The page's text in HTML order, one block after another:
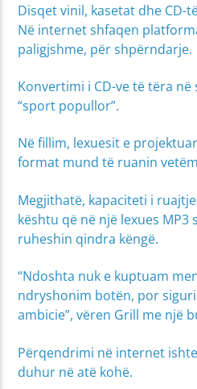
Disqet vinil, kasetat dhe CD-
Në internet shfaqen
paligjshme, për shpërndarje.
Konvertimi i CD-ve të tëra
“sport popullor”.
Në fillim, lexuesit e
format mund të ruanin
Megjithatë, kapaciteti i
kështu që në një lexues
ruheshin qindra këngë.
“Ndoshta nuk e kuptuam
ndryshonim botën, por
ambicie”, vëren Grill me një
Përqendrimi në internet
duhur në atë kohë.